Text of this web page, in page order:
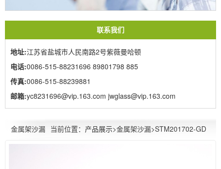
联系我们
地址:江苏省盐城市人民南路2号紫薇曼哈顿
电话:0086-515-88231696 89801798 885
传真:0086-515-88239881
邮箱:yc8231696@vip.163.com jwglass@vip.163.com
金属架沙漏 当前位置： 产品展示>金属架沙漏>STM201702-GD